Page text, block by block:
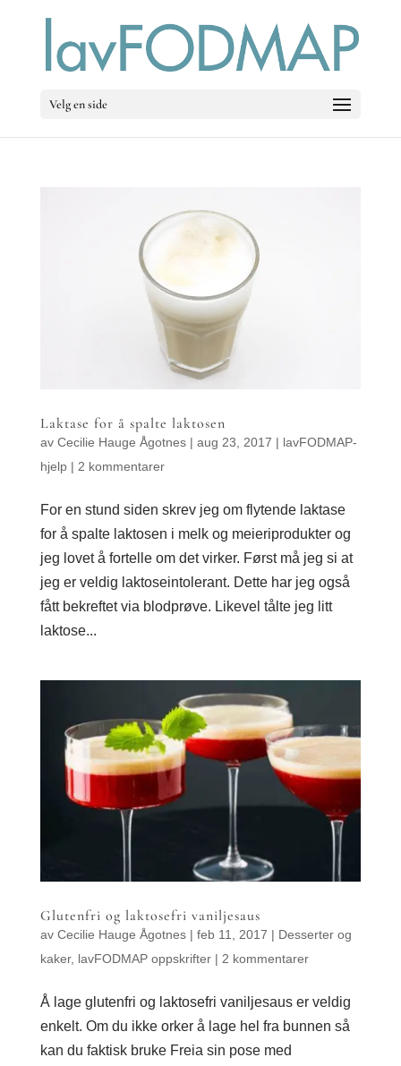
Velg en side
Laktase for å spalte laktosen
av Cecilie Hauge Ågotnes| aug 23, 2017 | lavFODMAP-
hjelp| 2 kommentarer
For en stund siden skrev jeg om flytende laktase
for å spalte laktosen i melk og meieriprodukter og
jeg lovet å fortelle om det virker. Først må jeg si at
jeg er veldig laktoseintolerant. Dette har jeg også
fått bekreftet via blodprøve. Likevel tålte jeg litt
laktose...
Glutenfri og laktosefri vaniljesaus
av Cecilie Hauge Ågotnes| feb 11, 2017 | Desserter og
kaker, lavFODMAP oppskrifter| 2 kommentarer
Å lage glutenfri og laktosefri vaniljesaus er veldig
enkelt. Om du ikke orker å lage hel fra bunnen så
kan du faktisk bruke Freia sin pose med